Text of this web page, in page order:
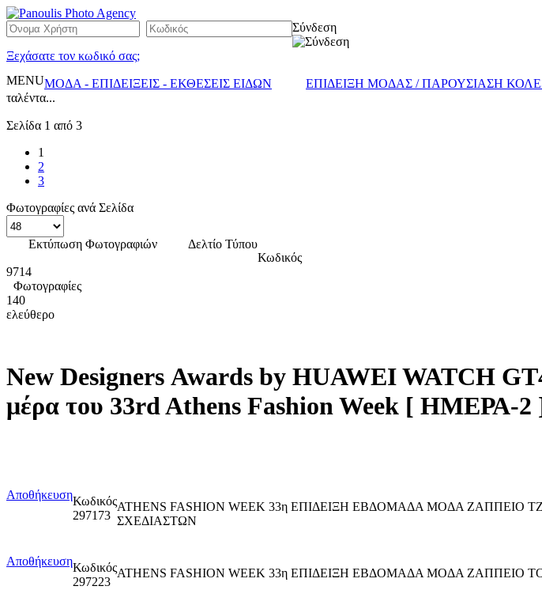
Σύνδεση
Ξεχάσατε τον κωδικό σας;
MENUΜΟΔΑ - ΕΠΙΔΕΙΞΕΙΣ - ΕΚΘΕΣΕΙΣ ΕΙΔΩΝ ΕΠΙΔΕΙΞΗ ΜΟΔΑΣ / ΠΑΡΟΥΣΙΑΣΗ
ταλέντα...
Σελίδα 1 από 3
1
2
3
Φωτογραφίες ανά Σελίδα
Εκτύπωση Φωτογραφιών
Δελτίο Τύπου
Κωδικός
9714
Φωτογραφίες
140
ελεύθερο
New Designers Awards by HUAWEI WATCH
μέρα του 33rd Athens Fashion Week [
ΑποθήκευσηΚωδικός
297173
ATHENS FASHION WEEK 33η ΕΠΙΔΕΙΞΗ ΕΒΔΟΜΑΔΑ ΜΟΔΑ
ΣΧΕΔΙΑΣΤΩΝ
ΑποθήκευσηΚωδικός
297223
ATHENS FASHION WEEK 33η ΕΠΙΔΕΙΞΗ ΕΒΔΟΜΑΔΑ ΜΟΔΑ